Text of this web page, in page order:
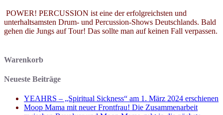
POWER! PERCUSSION ist eine der erfolgreichsten und
unterhaltsamsten Drum- und Percussion-Shows Deutschlands. Bald
gehen die Jungs auf Tour! Das sollte man auf keinen Fall verpassen.
Warenkorb
Neueste Beiträge
YEAHRS – „Spiritual Sickness“ am 1. März 2024 erschienen
Moop Mama mit neuer Frontfrau! Die Zusammenarbeit